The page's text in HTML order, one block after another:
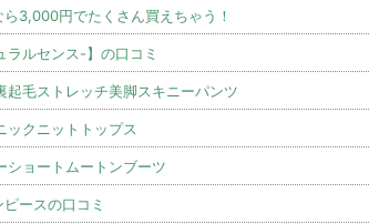
3,000円でたくさん買えちゃう！
ルセンス-】の口コミ
毛ストレッチ美脚スキニーパンツ
ックニットトップス
ショートムートンブーツ
ースの口コミ